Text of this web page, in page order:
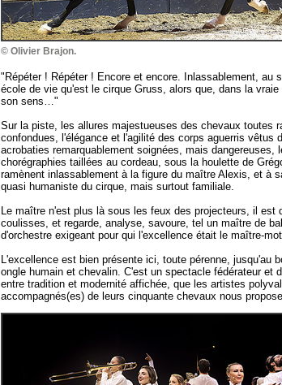
© Olivier Brajon.
"Répéter ! Répéter ! Encore et encore. Inlassablement, au
école de vie qu'est le cirque Gruss, alors que, dans la
son sens…"
Sur la piste, les allures majestueuses des chevaux toutes
confondues, l'élégance et l'agilité des corps aguerris vêtus
acrobaties remarquablement soignées, mais dangereuses,
chorégraphies taillées au cordeau, sous la houlette de
ramènent inlassablement à la figure du maître Alexis, et à
quasi humaniste du cirque, mais surtout familiale.
Le maître n'est plus là sous les feux des projecteurs, il est
coulisses, et regarde, analyse, savoure, tel un maître de
d'orchestre exigeant pour qui l'excellence était le maître-
L'excellence est bien présente ici, toute pérenne, jusqu'au
ongle humain et chevalin. C'est un spectacle fédérateur et
entre tradition et modernité affichée, que les artistes
accompagnés(es) de leurs cinquante chevaux nous